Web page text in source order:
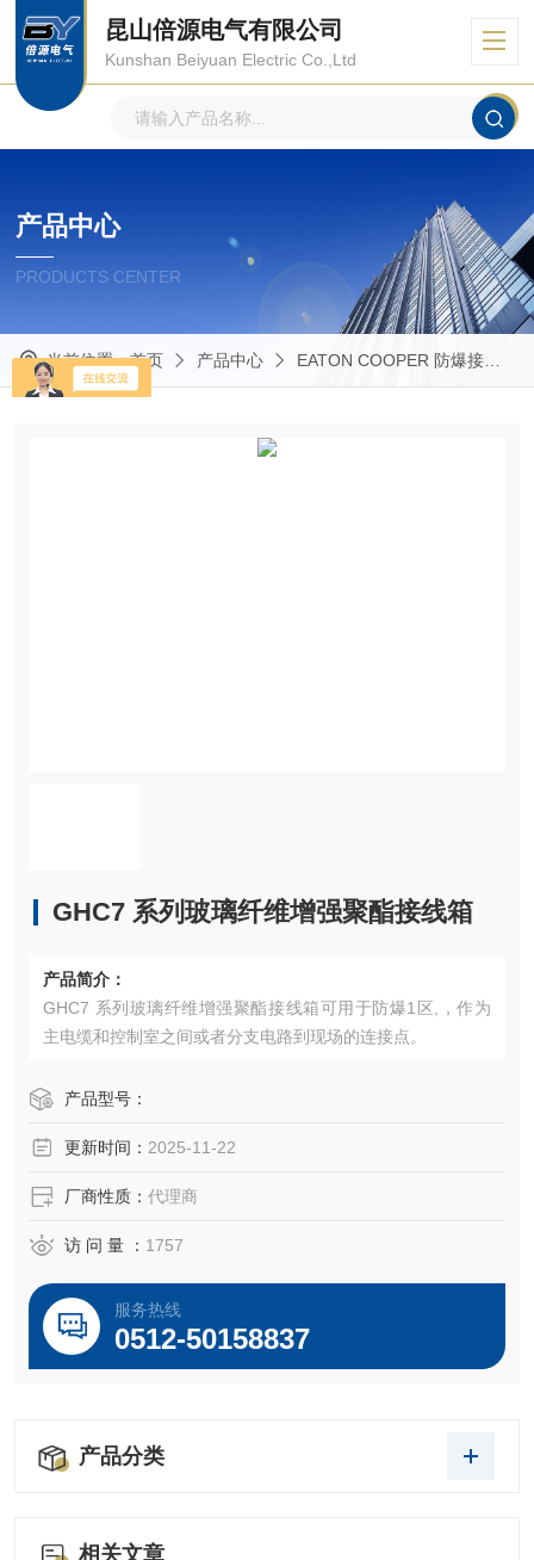
昆山倍源电气有限公司
Kunshan Beiyuan Electric Co.,Ltd
产品中心
PRODUCTS CENTER
当前位置：首页 产品中心 EATON COOPER 防爆接线箱
GHC7 系列玻璃纤维增强聚酯接线箱
产品简介：
GHC7 系列玻璃纤维增强聚酯接线箱可用于防爆1区,，作为
主电缆和控制室之间或者分支电路到现场的连接点。
产品型号：
更新时间： 2025-11-22
厂商性质： 代理商
访 问 量 ： 1757
服务热线
0512-50158837
产品分类
相关文章